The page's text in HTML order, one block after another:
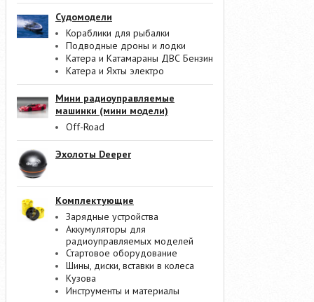
Судомодели
Кораблики для рыбалки
Подводные дроны и лодки
Катера и Катамараны ДВС Бензин
Катера и Яхты электро
Мини радиоуправляемые
машинки (мини модели)
Off-Road
Эхолоты Deeper
Комплектующие
Зарядные устройства
Аккумуляторы для
радиоуправляемых моделей
Стартовое оборудование
Шины, диски, вставки в колеса
Кузова
Инструменты и материалы